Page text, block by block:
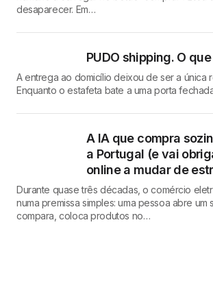
desaparecer. Em…
PUDO shipping. O
A entrega ao domicílio deixou de ser a única
Enquanto o estafeta bate a uma porta
A IA que compra
a Portugal (e vai
online a mudar de
Durante quase três décadas, o comércio
numa premissa simples: uma pessoa abre um
compara, coloca produtos no…